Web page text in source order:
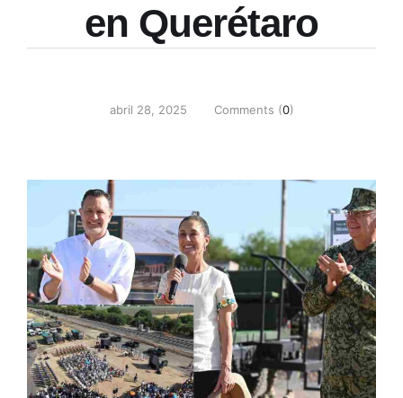
en Querétaro
abril 28, 2025 Comments (0)